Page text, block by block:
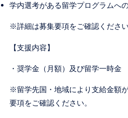
学内選考がある留学プログラムへ
※詳細は募集要項をご確認ください
【支援内容】
・奨学金（月額）及び留学一時金
※留学先国・地域により支給金額
要項をご確認ください。